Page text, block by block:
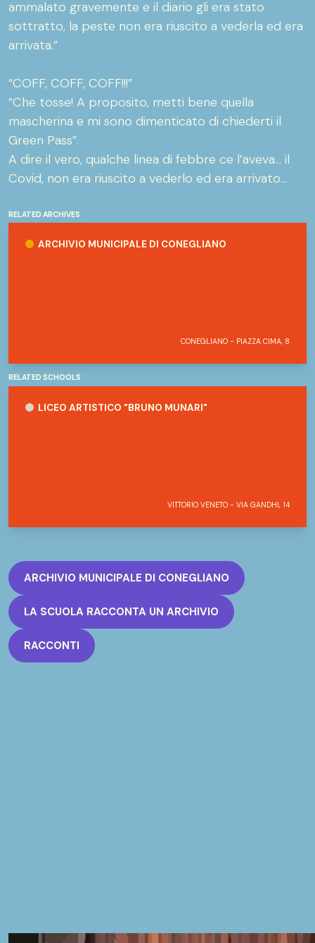
RELATED ARCHIVES
ARCHIVIO MUNICIPALE DI CONEGLIANO
CONEGLIANO - PIAZZA CIMA, 8
RELATED SCHOOLS
LICEO ARTISTICO "BRUNO MUNARI"
VITTORIO VENETO - VIA GANDHI, 14
ARCHIVIO MUNICIPALE DI CONEGLIANO
LA SCUOLA RACCONTA UN ARCHIVIO
RACCONTI
ammalato gravemente e il diario gli era stato
sottratto, la peste non era riuscito a vederla ed era
arrivata.”
“COFF, COFF, COFF!!!”
“Che tosse! A proposito, metti bene quella
mascherina e mi sono dimenticato di chiederti il
Green Pass”.
A dire il vero, qualche linea di febbre ce l’aveva… il
Covid, non era riuscito a vederlo ed era arrivato…